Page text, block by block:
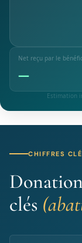
Net reçu par le
—
Estimation
CHIFFRES
clés